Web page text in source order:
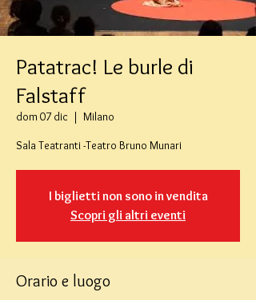
Patatrac! Le burle di
Falstaff
dom 07 dic
  |
Milano
Sala Teatranti -Teatro Bruno Munari
I biglietti non sono in vendita
Scopri gli altri eventi
Orario e luogo